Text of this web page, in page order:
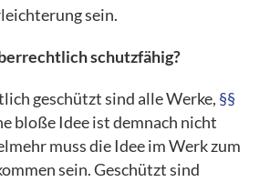
sein.
schutzfähig?
geschützt sind alle Werke, §§
bloße Idee ist demnach nicht
muss die Idee im Werk zum
sein. Geschützt sind